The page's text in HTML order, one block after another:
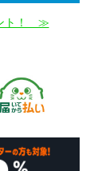
ント！ ≫